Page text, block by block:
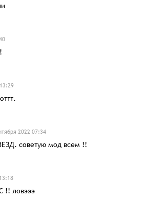
2022 07:34
советую мод всем !!
!! ловэээ